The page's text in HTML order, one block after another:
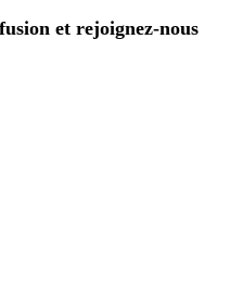
et rejoignez-nous